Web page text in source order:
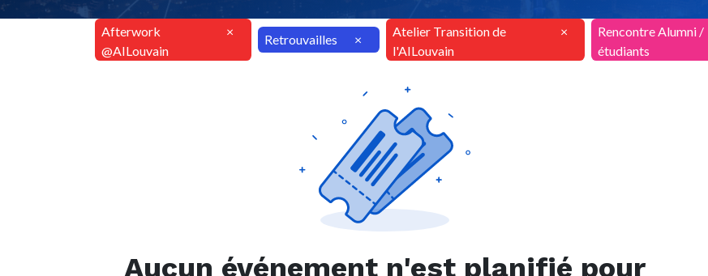
Afterwork
@AILouvain
×
Retrouvailles ×
Atelier Transition de
l'AILouvain
×
Rencontre Alumni /
étudiants
Aucun événement n'est planifié pour